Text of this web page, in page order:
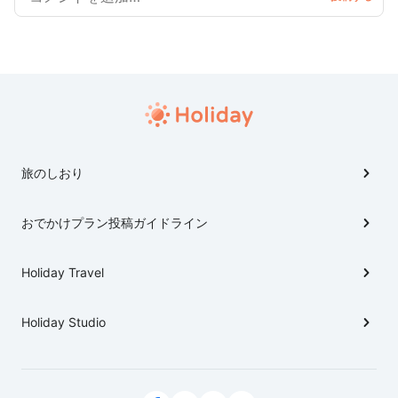
旅のしおり
おでかけプラン投稿ガイドライン
Holiday Travel
Holiday Studio